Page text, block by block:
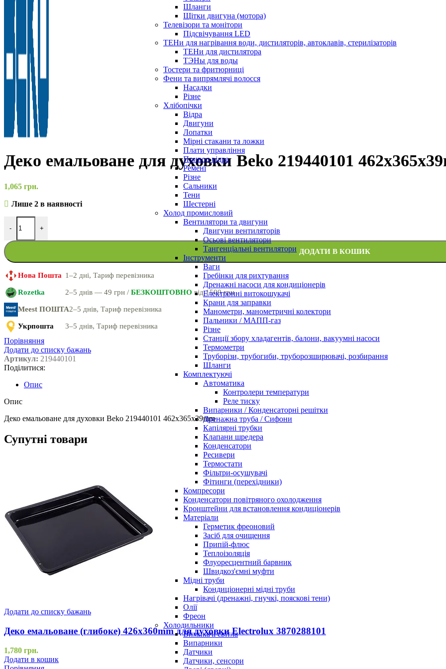
Шланги
Щітки двигуна (мотора)
Телевізори та монітори
Підсвічування LED
ТЕНи для нагрівання води, дистиляторів, автоклавів, стерилізаторів
ТЕНи для дистилятора
ТЭНы для воды
Тостери та фритюрниці
Фени та випрямлячі волосся
Насадки
Різне
Хлібопічки
Відра
Двигуни
Лопатки
Мірні стакани та ложки
Плати управління
Привод відра
Ремені
Різне
Сальники
Тени
Шестерні
Холод промисловий
Вентилятори та двигуни
Двигуни вентиляторів
Осьові вентилятори
Тангенціальні вентилятори
Інструменти
Ваги
Гребінки для рихтування
Дренажні насоси для кондиціонерів
Електронні витокошукачі
Крани для заправки
Манометри, манометричні колектори
Пальники / МАПП-газ
Різне
Станції збору хладагентів, балони, вакуумні насоси
Термометри
Труборізи, трубогиби, труборозширювачі, розбирання
Шланги
Комплектуючі
Автоматика
Контролери температури
Реле тиску
Випарники / Конденсаторні решітки
Дренажна труба / Сифони
Капілярні трубки
Клапани шредера
Конденсатори
Ресивери
Термостати
Фільтри-осушувачі
Фітинги (перехідники)
Компресори
Конденсатори повітряного охолодження
Кронштейни для встановлення кондиціонерів
Матеріали
Герметик фреоновий
Засіб для очищення
Припій-флюс
Теплоізоляція
Флуоресцентний барвник
Швидкоз'ємні муфти
Мідні труби
Кондиціонерні мідні труби
Нагрівачі (дренажні, гнучкі, пояскові тени)
Олії
Фреон
Холодильники
Вимикачі світла
Випарники
Датчики
Датчики, сенсори
Деко емальоване для духовки Beko 219440101
1,065 грн.
Лише 2 в наявності
- +
ДОДАТИ В КОШИК
Нова Пошта 1–2 дні, Тариф перевізника
Rozetka 2–5 днів — 49 грн / БЕЗКОШТОВНО від 1500 грн
Meest ПОШТА2–5 днів, Тариф перевізника
Укрпошта 3–5 днів, Тариф перевізника
Порівняння
Додати до списку бажань
Артикул: 219440101
Поділитися:
Опис
Опис
Деко емальоване для духовки Beko 219440101 462x365x39mm
Супутні товари
Додати до списку бажань
Деко емальоване (глибоке) 426x360mm для духовки Electrolux 3870288101
1,780 грн.
Додати в кошик